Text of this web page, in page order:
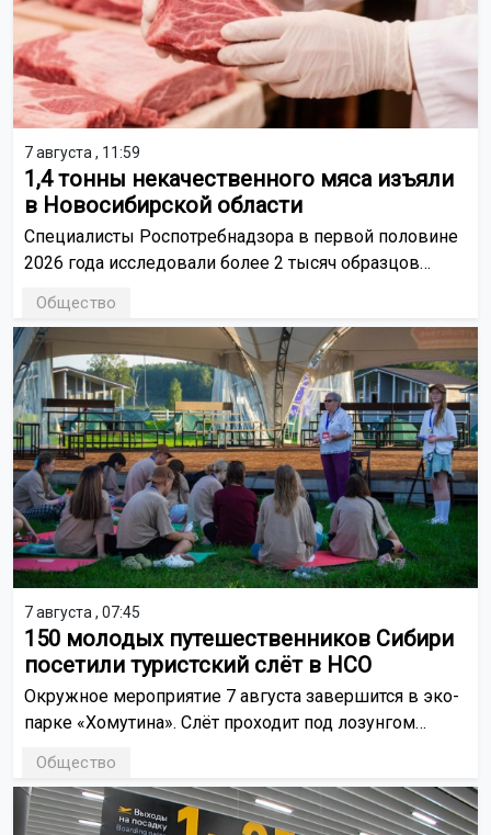
7 августа , 11:59
1,4 тонны некачественного мяса изъяли
в Новосибирской области
Специалисты Роспотребнадзора в первой половине
2026 года исследовали более 2 тысяч образцов
они выявили нарушения в 21 партии товара, которые
сразу же сняли с продажи.
Общество
7 августа , 07:45
150 молодых путешественников Сибири
посетили туристский слёт в НСО
Окружное мероприятие 7 августа завершится в эко-
парке «Хомутина». Слёт проходит под лозунгом
Общество